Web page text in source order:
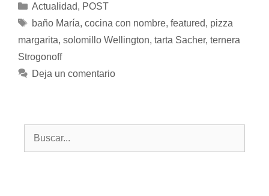
Actualidad, POST
baño María, cocina con nombre, featured, pizza
margarita, solomillo Wellington, tarta Sacher, ternera
Strogonoff
Deja un comentario